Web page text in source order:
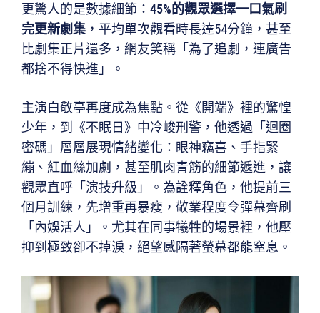
更驚人的是數據細節： 45%的觀眾選擇一口氣刷
完更新劇集 ，平均單次觀看時長達54分鐘，甚至
比劇集正片還多，網友笑稱「為了追劇，連廣告
都捨不得快進」。
主演白敬亭再度成為焦點。從《開端》裡的驚惶
少年，到《不眠日》中冷峻刑警，他透過「迴圈
密碼」層層展現情緒變化：眼神竊喜、手指緊
繃、紅血絲加劇，甚至肌肉青筋的細節遞進，讓
觀眾直呼「演技升級」。為詮釋角色，他提前三
個月訓練，先增重再暴瘦，敬業程度令彈幕齊刷
「內娛活人」。尤其在同事犧牲的場景裡，他壓
抑到極致卻不掉淚，絕望感隔著螢幕都能窒息。